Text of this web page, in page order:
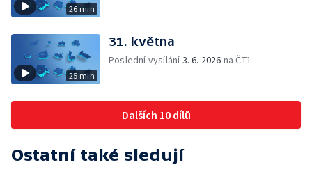
26 min
25 min
31. května
Poslední vysílání3. 6. 2026 na ČT1
Dalších 10 dílů
Ostatní také sledují